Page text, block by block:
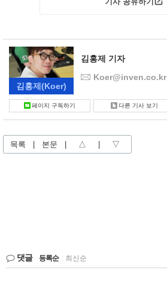
김홍제 (Koer)
김홍제 기자
Koer@inven.co.kr
페이지 구독하기 다른 기사 보기
목록 본문 △ ▽
댓글 등록순 최신순